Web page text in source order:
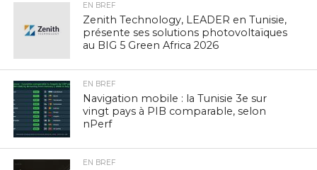
EN BREF
Zenith Technology, LEADER en Tunisie,
présente ses solutions photovoltaïques
au BIG 5 Green Africa 2026
EN BREF
Navigation mobile : la Tunisie 3e sur
vingt pays à PIB comparable, selon
nPerf
EN BREF